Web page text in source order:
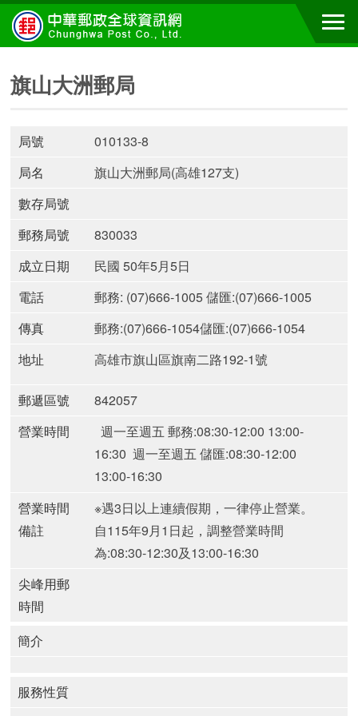
旗山大洲郵局
局號
010133-8
局名
旗山大洲郵局(高雄127支)
數存局號
郵務局號
830033
成立日期
民國 50年5月5日
電話
郵務: (07)666-1005 儲匯:(07)666-1005
傳真
郵務:(07)666-1054儲匯:(07)666-1054
地址
高雄市旗山區旗南二路192-1號
郵遞區號
842057
營業時間
週一至週五 郵務:08:30-12:00 13:00-
16:30 週一至週五 儲匯:08:30-12:00
13:00-16:30
營業時間
備註
※遇3日以上連續假期，一律停止營業。
自115年9月1日起，調整營業時間
為:08:30-12:30及13:00-16:30
尖峰用郵
時間
簡介
服務性質